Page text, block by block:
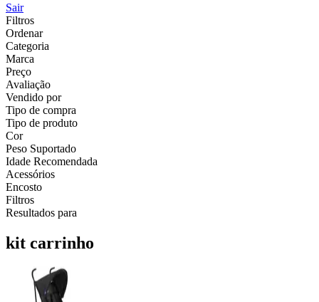
Sair
Filtros
Ordenar
Categoria
Marca
Preço
Avaliação
Vendido por
Tipo de compra
Tipo de produto
Cor
Peso Suportado
Idade Recomendada
Acessórios
Encosto
Filtros
Resultados para
kit carrinho